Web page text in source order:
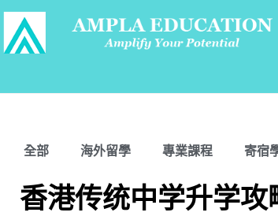
全部 海外留學 專業課程 寄宿
香港传统中学升学